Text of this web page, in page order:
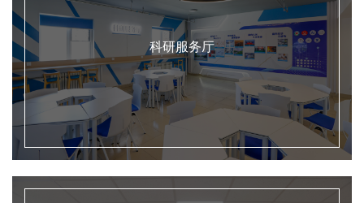
科研服务厅